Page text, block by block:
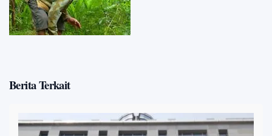
Berita Terkait